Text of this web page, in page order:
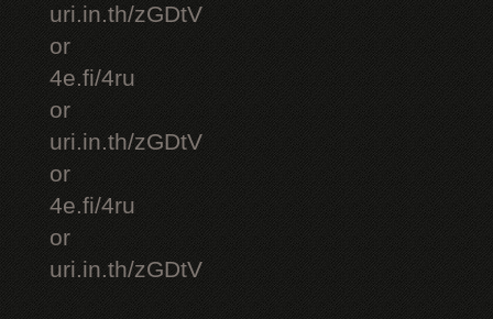
uri.in.th/zGDtV
or
4e.fi/4ru
or
uri.in.th/zGDtV
or
4e.fi/4ru
or
uri.in.th/zGDtV